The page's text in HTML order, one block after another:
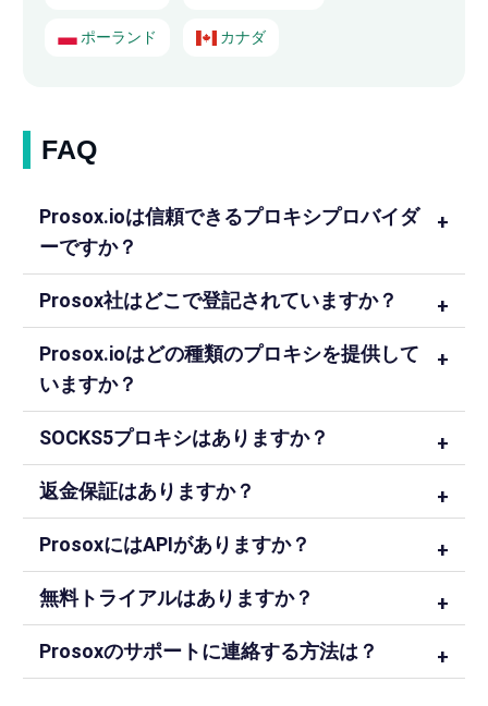
ポーランド カナダ
FAQ
Prosox.ioは信頼できるプロキシプロバイダ
ーですか？
Prosox社はどこで登記されていますか？
Prosox.ioはどの種類のプロキシを提供して
いますか？
SOCKS5プロキシはありますか？
返金保証はありますか？
ProsoxにはAPIがありますか？
無料トライアルはありますか？
Prosoxのサポートに連絡する方法は？